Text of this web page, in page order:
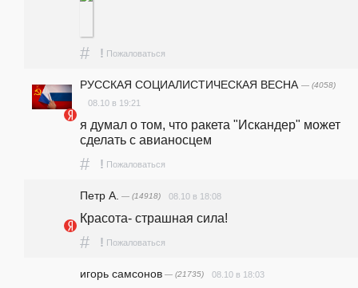
# ! Пожаловаться
РУССКАЯ СОЦИАЛИСТИЧЕСКАЯ ВЕСНА — (4058)
08.10 в 19:21
я думал о том, что ракета "Искандер" может
сделать с авианосцем
# ! Пожаловаться
Петр А. — (14918) 08.10 в 18:08
Красота- страшная сила!
# ! Пожаловаться
игорь самсонов — (21735) 08.10 в 18:03